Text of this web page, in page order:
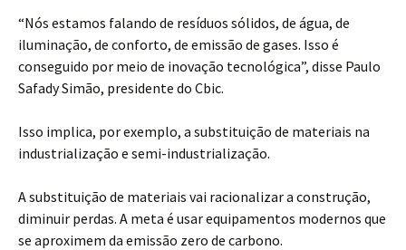
“Nós estamos falando de resíduos sólidos, de água, de
iluminação, de conforto, de emissão de gases. Isso é
conseguido por meio de inovação tecnológica”, disse Paulo
Safady Simão, presidente do Cbic.
Isso implica, por exemplo, a substituição de materiais na
industrialização e semi-industrialização.
A substituição de materiais vai racionalizar a construção,
diminuir perdas. A meta é usar equipamentos modernos que
se aproximem da emissão zero de carbono.